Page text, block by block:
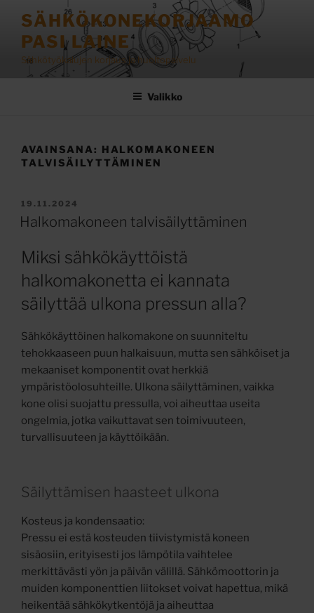
sisältöönSÄHKÖKONEKORJAAMO
PASI LAINE
Sähkötyökalujen korjaus ja huoltopalvelu
Valikko
AVAINSANA: HALKOMAKONEEN
TALVISÄILYTTÄMINEN
JULKAISTU
19.11.2024
Halkomakoneen talvisäilyttäminen
Miksi sähkökäyttöistä
halkomakonetta ei kannata
säilyttää ulkona pressun alla?
Sähkökäyttöinen halkomakone on suunniteltu
tehokkaaseen puun halkaisuun, mutta sen sähköiset ja
mekaaniset komponentit ovat herkkiä
ympäristöolosuhteille. Ulkona säilyttäminen, vaikka
kone olisi suojattu pressulla, voi aiheuttaa useita
ongelmia, jotka vaikuttavat sen toimivuuteen,
turvallisuuteen ja käyttöikään.
Säilyttämisen haasteet ulkona
Kosteus ja kondensaatio:
Pressu ei estä kosteuden tiivistymistä koneen
sisäosiin, erityisesti jos lämpötila vaihtelee
merkittävästi yön ja päivän välillä. Sähkömoottorin ja
muiden komponenttien liitokset voivat hapettua, mikä
heikentää sähkökytkentöjä ja aiheuttaa